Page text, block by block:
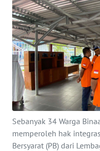
Sebanyak 34 Warga
memperoleh hak
Bersyarat (PB) dari
Informasi
INDEKS
BERITA
KONTAK
KAMI
INFO